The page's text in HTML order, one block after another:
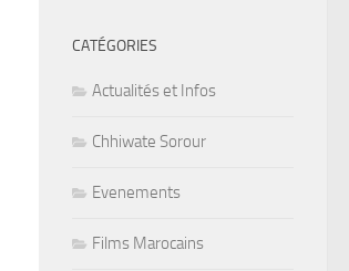
CATÉGORIES
Actualités et Infos
Chhiwate Sorour
Evenements
Films Marocains